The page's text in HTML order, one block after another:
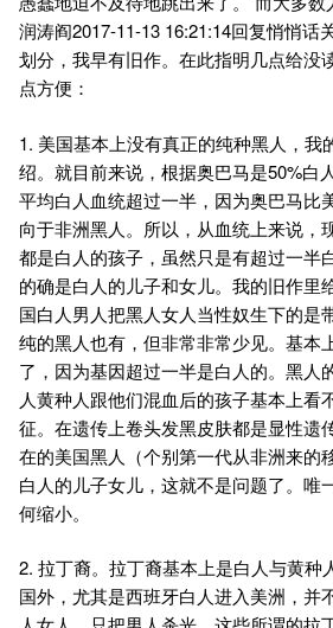
润涛阎2017-11-13 16:21:14回复悄悄话
划分，我早有旧作。在此指明几点给没
点方便：
1. 美国基本上没有真正的纯种黑人，我
绍。就目前来说，根据奥巴马是50%白
平均白人血统超过一半，因为奥巴马比
向于非洲黑人。所以，从血统上来说，
都是白人的孩子，虽然只是有超过一半
的确是白人的儿子和女儿。我的旧作里
国白人男人把黑人女人当性奴生下的是
纯的黑人也有，但非常非常少见。基本
了，因为基因超过一半是白人的。黑人
人黄种人跟他们混血后的孩子基本上看
征。在遗传上卷头发黑皮肤都是显性遗
在的美国黑人（个别第一代从非洲来的
白人的儿子女儿，这就不是问题了。唯
何缩小。
2. 拉丁裔。拉丁裔基本上是白人与黄种
国外，尤其是西班牙白人进入美洲，并